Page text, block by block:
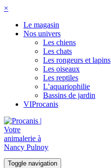
×
Le magasin
Nos univers
Les chiens
Les chats
Les rongeurs et lapins
Les oiseaux
Les reptiles
L’aquariophilie
Bassins de jardin
VIProcanis
Toggle navigation